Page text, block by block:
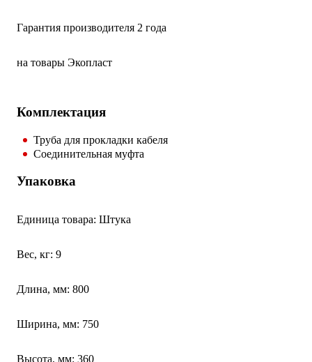
Гарантия производителя 2 года
на товары Экопласт
Комплектация
Труба для прокладки кабеля
Соединительная муфта
Упаковка
Единица товара: Штука
Вес, кг: 9
Длина, мм: 800
Ширина, мм: 750
Высота, мм: 360